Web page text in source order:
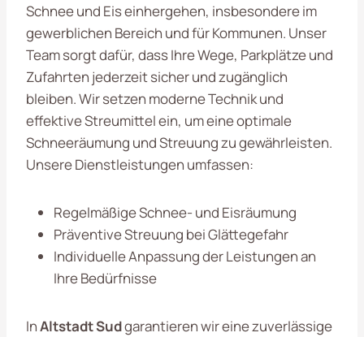
Schnee und Eis einhergehen, insbesondere im
gewerblichen Bereich und für Kommunen. Unser
Team sorgt dafür, dass Ihre Wege, Parkplätze und
Zufahrten jederzeit sicher und zugänglich
bleiben. Wir setzen moderne Technik und
effektive Streumittel ein, um eine optimale
Schneeräumung und Streuung zu gewährleisten.
Unsere Dienstleistungen umfassen:
Regelmäßige Schnee- und Eisräumung
Präventive Streuung bei Glättegefahr
Individuelle Anpassung der Leistungen an
Ihre Bedürfnisse
InAltstadt Sudgarantieren wir eine zuverlässige